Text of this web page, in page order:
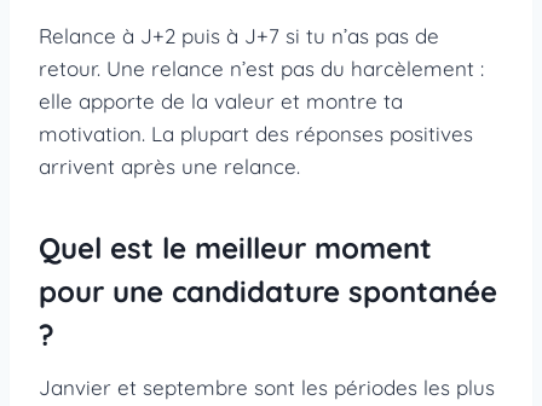
Relance à J+2 puis à J+7 si tu n’as pas de
retour. Une relance n’est pas du harcèlement :
elle apporte de la valeur et montre ta
motivation. La plupart des réponses positives
arrivent après une relance.
Quel est le meilleur moment
pour une candidature spontanée
?
Janvier et septembre sont les périodes les plus